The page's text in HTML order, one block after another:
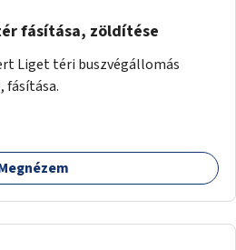
fásítása, zöldítése
Liget téri buszvégállomás
fásítása.